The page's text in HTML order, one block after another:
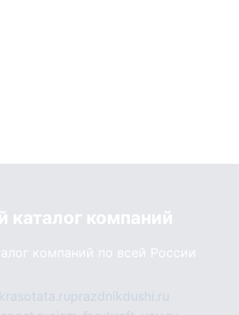
каталог компаний
компаний по всей России
krasotata.ruprazdnikdushi.ru